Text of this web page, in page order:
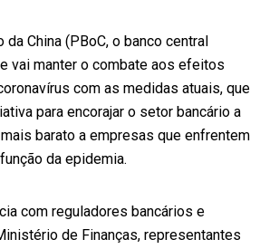
da China (PBoC, o banco central
vai manter o combate aos efeitos
com as medidas atuais, que
para encorajar o setor bancário a
barato a empresas que enfrentem
da epidemia.
com reguladores bancários e
de Finanças, representantes